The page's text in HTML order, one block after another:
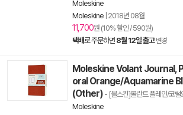
Moleskine
Moleskine 2018년 08월
11,700원 (10% 할인 / 590원)
택배로 주문하면 8월 12일 출고 변경
Moleskine Volant Journal,
oral Orange/Aquamarine
(Other) - [몰스킨]볼란트 플레인/코
Moleskine